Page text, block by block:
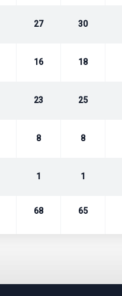
27 30
16 18
23 25
8 8
1 1
68 65